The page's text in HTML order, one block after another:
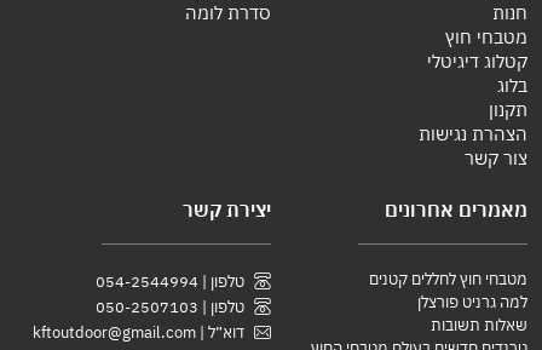
חנות
מטבחי חוץ
קטלוג דיגיטלי
בלוג
תקנון
הצהרת נגישות
צור קשר
סדרת לומה
מאמרים אחרונים
מטבחי חוץ לחללים קטנים
למה גרניט פורצלן
שאלות תשובות
יצירת קשר
טלפון | 054-2544994
טלפון | 050-2507103
דוא״ל |kftoutdoor@gmail.com